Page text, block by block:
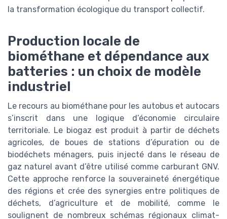
la transformation écologique du transport collectif.
Production locale de
biométhane et dépendance aux
batteries : un choix de modèle
industriel
Le recours au biométhane pour les autobus et autocars
s’inscrit dans une logique d’économie circulaire
territoriale. Le biogaz est produit à partir de déchets
agricoles, de boues de stations d’épuration ou de
biodéchets ménagers, puis injecté dans le réseau de
gaz naturel avant d’être utilisé comme carburant GNV.
Cette approche renforce la souveraineté énergétique
des régions et crée des synergies entre politiques de
déchets, d’agriculture et de mobilité, comme le
soulignent de nombreux schémas régionaux climat-